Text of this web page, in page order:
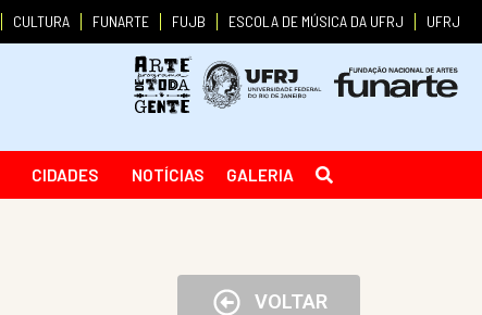
CULTURA FUNARTE FUJB ESCOLA DE MÚSICA DA UFRJ UFRJ
CIDADES NOTÍCIAS GALERIA
VOLTAR